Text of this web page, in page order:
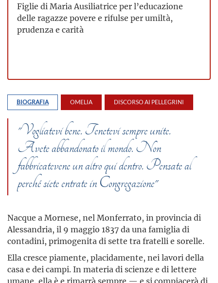
Figlie di Maria Ausiliatrice per l’educazione
delle ragazze povere e rifulse per umiltà,
prudenza e carità
BIOGRAFIA OMELIA DISCORSO AI PELLEGRINI
"Vogliatevi bene. Tenetevi sempre unite.
Avete abbandonato il mondo. Non
fabbricatevene un altro qui dentro. Pensate al
perché siete entrate in Congregazione"
Nacque a Mornese, nel Monferrato, in provincia di
Alessandria, il 9 maggio 1837 da una famiglia di
contadini, primogenita di sette tra fratelli e sorelle.
Ella cresce piamente, placidamente, nei lavori della
casa e dei campi. In materia di scienze e di lettere
umane, ella è e rimarrà sempre — e si compiacerà di